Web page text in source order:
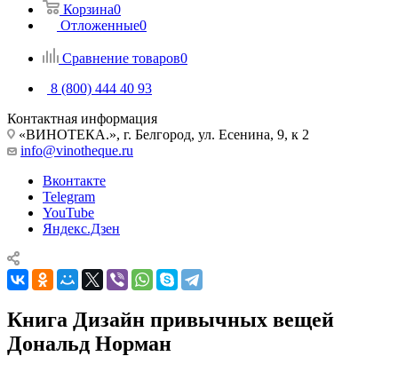
Корзина0
Отложенные0
Сравнение товаров0
8 (800) 444 40 93
Контактная информация
«ВИНОТЕКА.», г. Белгород, ул. Есенина, 9, к 2
info@vinotheque.ru
Вконтакте
Telegram
YouTube
Яндекс.Дзен
Книга Дизайн привычных вещей
Дональд Норман